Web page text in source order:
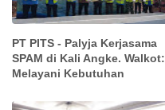
PT PITS - Palyja Kerjasama
SPAM di Kali Angke. Walkot:
Melayani Kebutuhan